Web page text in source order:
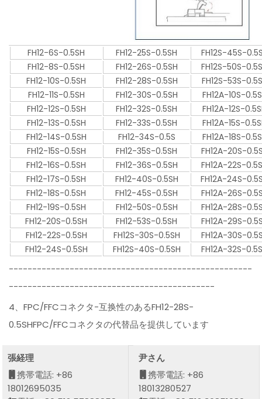
FH12-6S-0.5SH FH12-25S-0.5SH
FH12S-45S-
FH12-8S-0.5SH
FH12-26S-0.5SH
FH12S-50S-
FH12-10S-0.5SH
FH12-28S-0.5SH
FH12S-53S-
FH12-11S-0.5SH
FH12-30S-0.5SH
FH12A-10S-
FH12-12S-0.5SH
FH12-32S-0.5SH
FH12A-12S-
FH12-13S-0.5SH
FH12-33S-0.5SH
FH12A-15S-
FH12-14S-0.5SH
FH12-34S-0.5S
FH12A-18S-
FH12-15S-0.5SH
FH12-35S-0.5SH
FH12A-20S-
FH12-16S-0.5SH
FH12-36S-0.5SH
FH12A-22S-
FH12-17S-0.5SH
FH12-40S-0.5SH
FH12A-24S-
FH12-18S-0.5SH
FH12-45S-0.5SH
FH12A-26S-
FH12-19S-0.5SH
FH12-50S-0.5SH
FH12A-28S-
FH12-20S-0.5SH
FH12-53S-0.5SH
FH12A-29S-
FH12-22S-0.5SH
FH12S-30S-0.5SH
FH12A-30S-
FH12-24S-0.5SH
FH12S-40S-0.5SH FH12A-32S-
----------------------------------------------------
--------------------------------------------
4、FPC/FFCコネクタ-互换性のあるFH12-28S-
0.5SHFPC/FFCコネクタの代替品を提供しています
張経理
携帯電話: +86
18012695035
尹さん
携帯電話: +86
18013280527